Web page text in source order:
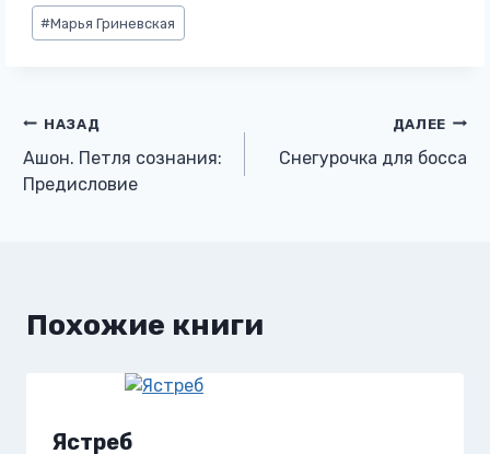
Метки
записи:
#Марья Гриневская
Навигация
по
НАЗАД
Ашон. Петля сознания:
Предисловие
ДАЛЕЕ
Снегурочка для босса
Похожие книги
Ястреб